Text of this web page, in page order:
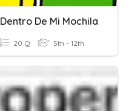
Dentro De Mi Mochila
20 Q 5th - 12th